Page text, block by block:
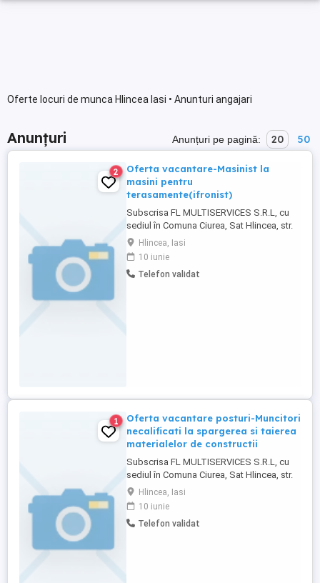
Oferte locuri de munca Hlincea Iasi • Anunturi angajari
Anunțuri Anunțuri pe pagină: 20 50
2
Oferta vacantare-Masinist la
masini pentru
terasamente(ifronist)
Subscrisa FL MULTISERVICES S.R.L, cu
sediul în Comuna Ciurea, Sat Hlincea, str.
Cortez, nr.36D, et.2, ap.22 județ Iasi, având
CUI: 47690853, angajează: -Masinist la
masini pentru terasamente(ifronist), cod
COR 834201-2 posturi Cerințe: Studii medii
Hlincea, Iasi
10 iunie
Telefon validat
1
Oferta vacantare posturi-Muncitori
necalificati la spargerea si taierea
materialelor de constructii
Subscrisa FL MULTISERVICES S.R.L, cu
sediul în Comuna Ciurea, Sat Hlincea, str.
Cortez, nr.36D, et.2, ap.22 județ Iasi, având
CUI: 47690853, angajează: -Muncitor
necalificat la spargerea si taierea
materialelor de constructii, cod COR
Hlincea, Iasi
10 iunie
Telefon validat